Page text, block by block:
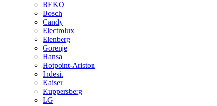
BEKO
Bosch
Candy
Electrolux
Elenberg
Gorenje
Hansa
Hotpoint-Ariston
Indesit
Kaiser
Kuppersberg
LG